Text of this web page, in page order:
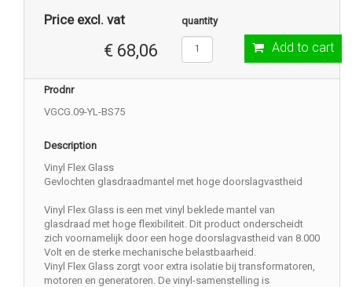
Price excl. vat
€ 68,06
quantity
Add to cart
Prodnr
VGCG.09-YL-BS75
Description
Vinyl Flex Glass
Gevlochten glasdraadmantel met hoge doorslagvastheid
Vinyl Flex Glass is een met vinyl beklede mantel van
glasdraad met hoge flexibiliteit. Dit product onderscheidt
zich voornamelijk door een hoge doorslagvastheid van 8.000
Volt en de sterke mechanische belastbaarheid.
Vinyl Flex Glass zorgt voor extra isolatie bij transformatoren,
motoren en generatoren. De vinyl-samenstelling is